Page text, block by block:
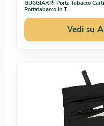
GUGGIARI® Porta Tabacco
Portatabacco in T…
Vedi su